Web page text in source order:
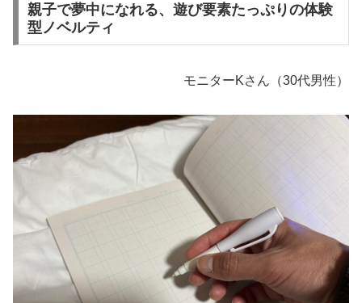
親子で夢中になれる、遊び要素たっぷりの体験
型ノベルティ
モニターKさん（30代男性）